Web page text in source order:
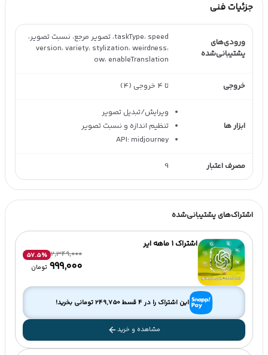
جزئیات فنی
ورودی‌های
پشتیبانی‌شده
taskType، speed، تصویر مرجع، نسبت تصویر،
version، variety، stylization، weirdness،
ow، enableTranslation
خروجی تا 4 خروجی (4)
ابزار ها
ویرایش/تبدیل تصویر
تنظیم اندازه و نسبت تصویر
API: midjourney
مصرف اعتبار 9
اشتراک‌های پشتیبانی‌شده
اشتراک 1 ماهه ایر
2,349,000
57.5%
۹۹۹٬۰۰۰ تومان
این اشتراک را در 4 قسط 249,750 تومانی بخرید!
مشاهده و خرید